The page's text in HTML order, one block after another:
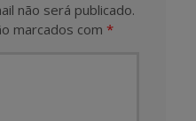
não será publicado.
marcados com *